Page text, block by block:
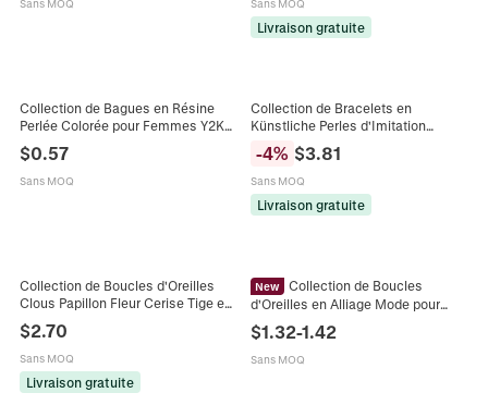
Sans MOQ Sans MOQ
Livraison gratuite
Collection de Bagues en Résine
Perlée Colorée pour Femmes Y2K
Cœur Papillon Cerise Bijoux
Macaron Assortiment
$0.57
Sans MOQ
Collection de Bracelets en
Künstliche Perles d'Imitation
Cerise Pendentif Fruit Émaillé
Bijoux en Alliage pour Femmes
Cadeau
-4% $3.81
Sans MOQ
Livraison gratuite
Collection de Boucles d'Oreilles
Clous Papillon Fleur Cerise Tige en
Argent Sterling 925 Or Strass Perle
Artificielle Bijoux Femme
$2.70
Sans MOQ
Livraison gratuite
New
Collection de Boucles
d'Oreilles en Alliage Mode pour
Femmes Strass Papillon Cerise
Coeur Perle Artificielle Glands
$1.32-1.42
Sans MOQ